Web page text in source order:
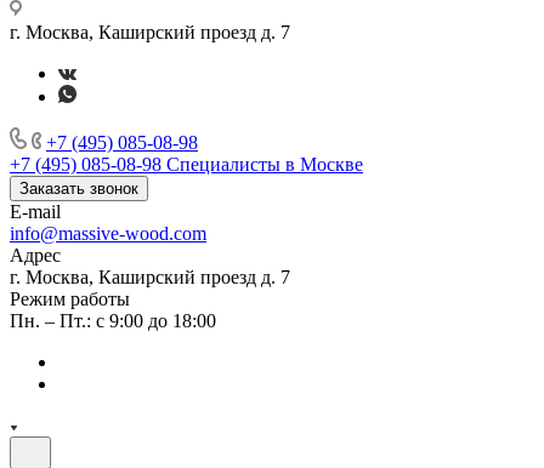
г. Москва, Каширский проезд д. 7
+7 (495) 085-08-98
+7 (495) 085-08-98 Специалисты в Москве
Заказать звонок
E-mail
info@massive-wood.com
Адрес
г. Москва, Каширский проезд д. 7
Режим работы
Пн. – Пт.: с 9:00 до 18:00